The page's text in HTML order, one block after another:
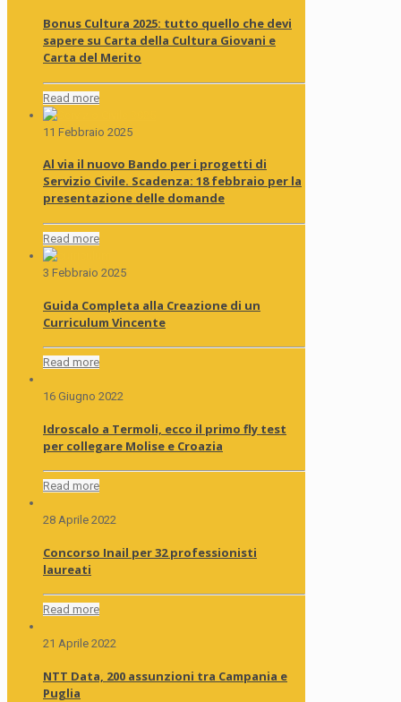
Bonus Cultura 2025: tutto quello che devi
sapere su Carta della Cultura Giovani e
Carta del Merito
Read more
11 Febbraio 2025
Al via il nuovo Bando per i progetti di
Servizio Civile. Scadenza: 18 febbraio per la
presentazione delle domande
Read more
3 Febbraio 2025
Guida Completa alla Creazione di un
Curriculum Vincente
Read more
16 Giugno 2022
Idroscalo a Termoli, ecco il primo fly test
per collegare Molise e Croazia
Read more
28 Aprile 2022
Concorso Inail per 32 professionisti
laureati
Read more
21 Aprile 2022
NTT Data, 200 assunzioni tra Campania e
Puglia